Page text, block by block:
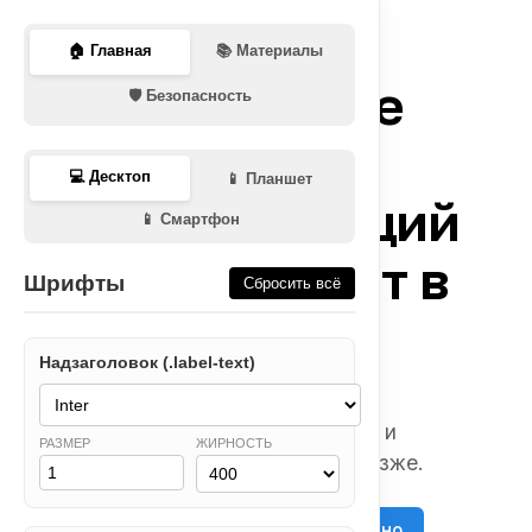
🏠 Главная 📚 Материалы
🛡️ Безопасность
💻 Десктоп 📱 Планшет
📱 Смартфон
Шрифты Сбросить всё
Надзаголовок (.label-text)
РАЗМЕР ЖИРНОСТЬ
Создайте
свой
следующий
документ в
Сначала попробуйте
бесплатно. Оплатите и
добавьте команду позже.